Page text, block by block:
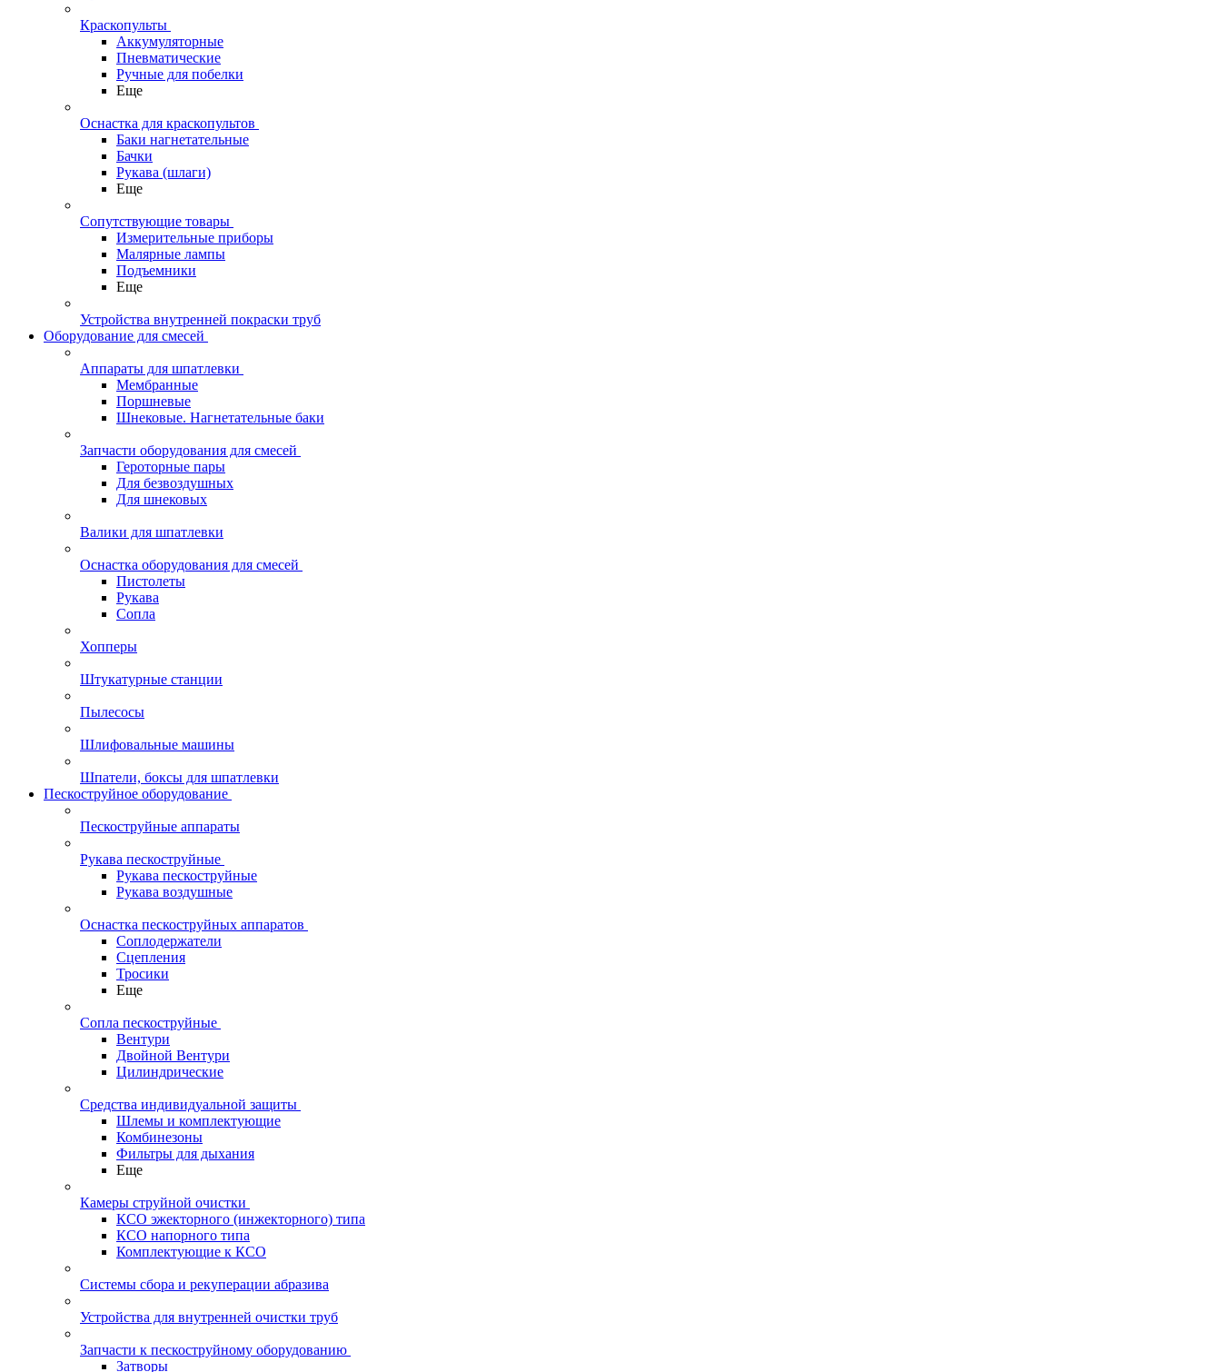
Краскопульты
Аккумуляторные
Пневматические
Ручные для побелки
Еще
Оснастка для краскопультов
Баки нагнетательные
Бачки
Рукава (шлаги)
Еще
Сопутствующие товары
Измерительные приборы
Малярные лампы
Подъемники
Еще
Устройства внутренней покраски труб
Оборудование для смесей
Аппараты для шпатлевки
Мембранные
Поршневые
Шнековые. Нагнетательные баки
Запчасти оборудования для смесей
Героторные пары
Для безвоздушных
Для шнековых
Валики для шпатлевки
Оснастка оборудования для смесей
Пистолеты
Рукава
Сопла
Хопперы
Штукатурные станции
Пылесосы
Шлифовальные машины
Шпатели, боксы для шпатлевки
Пескоструйное оборудование
Пескоструйные аппараты
Рукава пескоструйные
Рукава пескоструйные
Рукава воздушные
Оснастка пескоструйных аппаратов
Соплодержатели
Сцепления
Тросики
Еще
Сопла пескоструйные
Вентури
Двойной Вентури
Цилиндрические
Средства индивидуальной защиты
Шлемы и комплектующие
Комбинезоны
Фильтры для дыхания
Еще
Камеры струйной очистки
КСО эжекторного (инжекторного) типа
КСО напорного типа
Комплектующие к КСО
Системы сбора и рекуперации абразива
Устройства для внутренней очистки труб
Запчасти к пескоструйному оборудованию
Затворы